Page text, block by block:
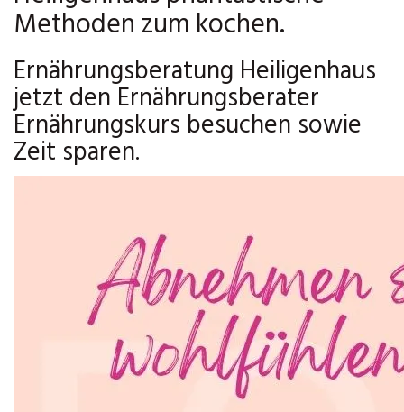
Methoden zum kochen.
Ernährungsberatung Heiligenhaus
jetzt den Ernährungsberater
Ernährungskurs besuchen sowie
Zeit sparen.